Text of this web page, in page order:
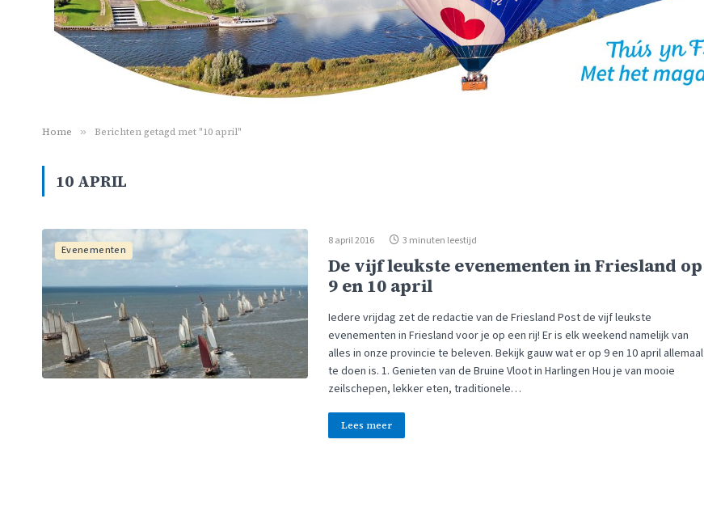
Home » Berichten getagd met "10 april"
10 APRIL
Evenementen
8 april 2016 3 minuten leestijd
De vijf leukste evenementen in Friesland op
9 en 10 april
Iedere vrijdag zet de redactie van de Friesland Post de vijf leukste
evenementen in Friesland voor je op een rij! Er is elk weekend namelijk van
alles in onze provincie te beleven. Bekijk gauw wat er op 9 en 10 april allemaal
te doen is. 1. Genieten van de Bruine Vloot in Harlingen Hou je van mooie
zeilschepen, lekker eten, traditionele…
Lees meer